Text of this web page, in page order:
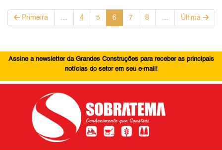
Primeira … 4 5 6 7 8 … Última
Assine a newsletter da Grandes Construções para receber as principais
notícias do setor em seu e-mail!